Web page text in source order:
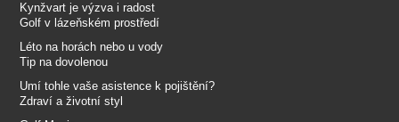
Kynžvart je výzva i radost
Golf v lázeňském prostředí
Léto na horách nebo u vody
Tip na dovolenou
Umí tohle vaše asistence k pojištění?
Zdraví a životní styl